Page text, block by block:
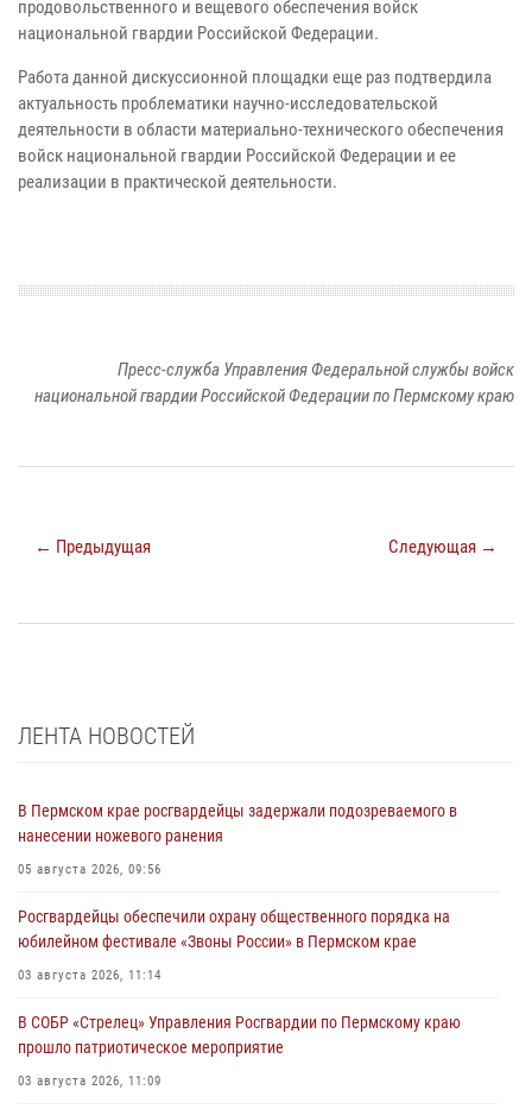
продовольственного и вещевого обеспечения войск
национальной гвардии Российской Федерации.
Работа данной дискуссионной площадки еще раз подтвердила
актуальность проблематики научно-исследовательской
деятельности в области материально-технического обеспечения
войск национальной гвардии Российской Федерации и ее
реализации в практической деятельности.
Пресс-служба Управления Федеральной службы войск
национальной гвардии Российской Федерации по Пермскому краю
← Предыдущая Следующая →
ЛЕНТА НОВОСТЕЙ
В Пермском крае росгвардейцы задержали подозреваемого в
нанесении ножевого ранения
05 августа 2026, 09:56
Росгвардейцы обеспечили охрану общественного порядка на
юбилейном фестивале «Звоны России» в Пермском крае
03 августа 2026, 11:14
В СОБР «Стрелец» Управления Росгвардии по Пермскому краю
прошло патриотическое мероприятие
03 августа 2026, 11:09